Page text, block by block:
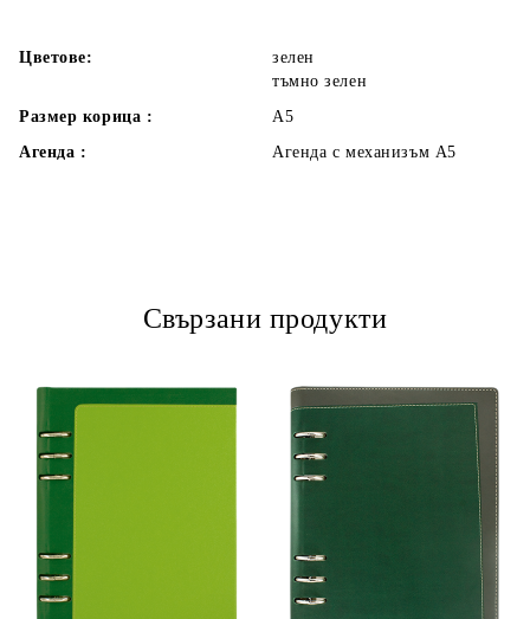
Цветове:
зелен
тъмно зелен
Размер корица :
А5
Агенда :
Агенда с механизъм А5
Свързани продукти